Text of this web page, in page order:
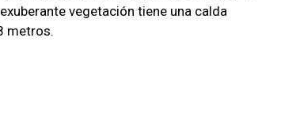
vegetación tiene una calda
metros.